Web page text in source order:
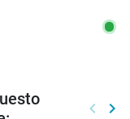
keyboard_arrow_left keyboard_arrow_right